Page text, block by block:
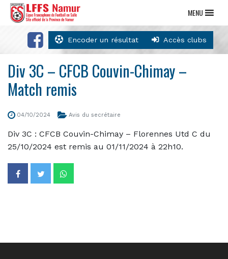
Encoder un résultat Accès clubs
MENU
Div 3C – CFCB Couvin-Chimay –
Match remis
04/10/2024 Avis du secrétaire
Div 3C : CFCB Couvin-Chimay – Florennes Utd C du
25/10/2024 est remis au 01/11/2024 à 22h10.